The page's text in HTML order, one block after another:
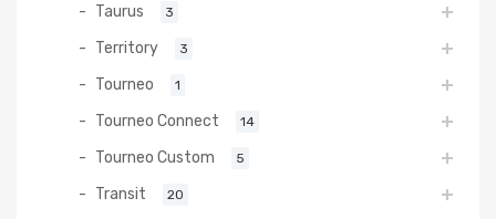
Taurus 3
Territory 3
Tourneo 1
Tourneo Connect 14
Tourneo Custom 5
Transit 20